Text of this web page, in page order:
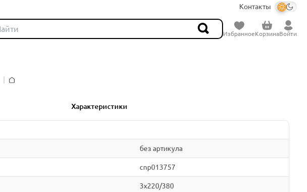
Контакты
ИзбранноеКорзинаВойти
Характеристики
без артикула
cnp013757
3x220/380